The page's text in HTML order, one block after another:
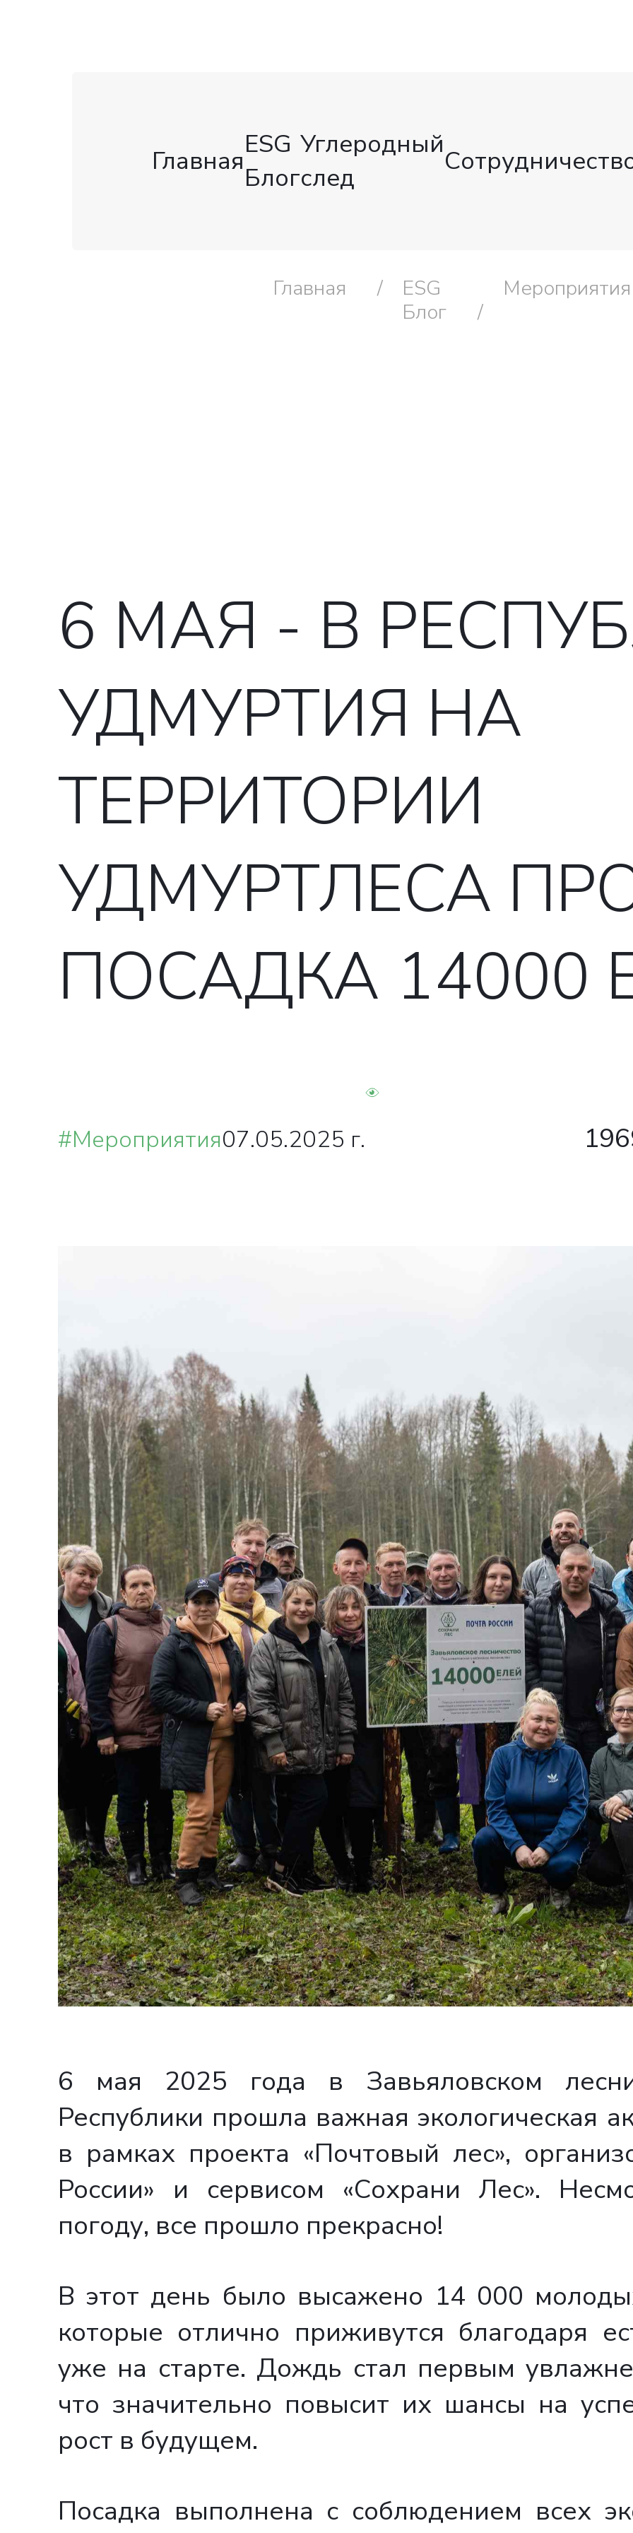
Главная
ESG
Блог
Углеродный
след
Главная
ESG
Блог
Мероприятия
6 МАЯ - В
УДМУРТИЯ НА
ТЕРРИТОРИИ
УДМУРТЛЕСА
ПОСАДКА 14000
#Мероприятия07.05.2025 г.
6 мая 2025 года в Завьяловском
Республики прошла важная экологическая
в рамках проекта «Почтовый лес»,
России» и сервисом «Сохрани Лес».
погоду, все прошло прекрасно!
В этот день было высажено 14 000
которые отлично приживутся благодаря
уже на старте. Дождь стал первым
что значительно повысит их шансы на
рост в будущем.
Посадка выполнена с соблюдением всех
ВАША
в ближайшее время наши
свяжутся с вами
Закрыть